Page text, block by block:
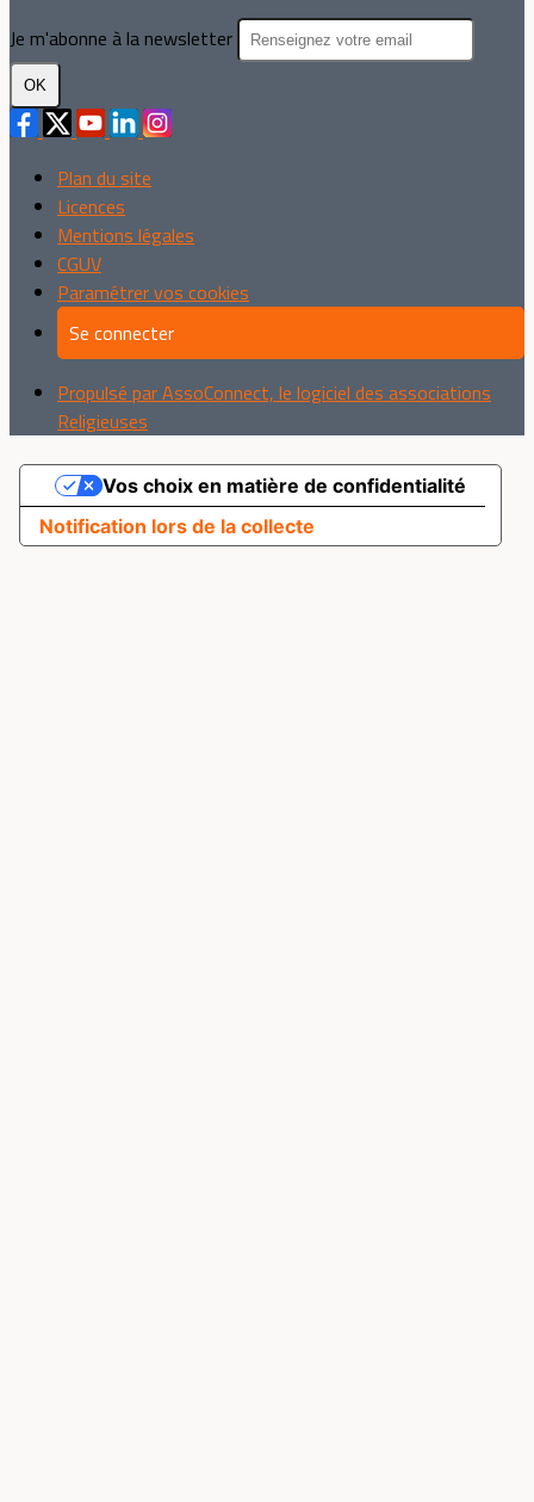
Je m'abonne à la newsletter
OK
Plan du site
Licences
Mentions légales
CGUV
Paramétrer vos cookies
Se connecter
Propulsé par AssoConnect, le logiciel des associations
Religieuses
Notification lors de la collecte
Vos choix en matière de confidentialité